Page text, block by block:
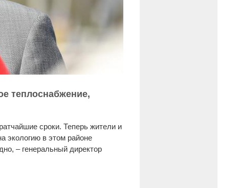
теплоснабжение,
сроки. Теперь жители и
экологию в этом районе
– генеральный директор